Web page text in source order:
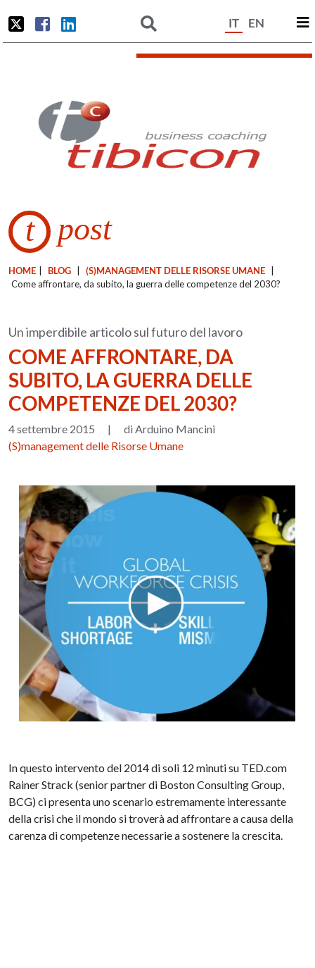
IT EN
t post
HOME BLOG (S)MANAGEMENT DELLE RISORSE UMANE
Come affrontare, da subito, la guerra delle competenze del 2030?
Un imperdibile articolo sul futuro del lavoro
COME AFFRONTARE, DA
SUBITO, LA GUERRA DELLE
COMPETENZE DEL 2030?
4 settembre 2015 |
di Arduino Mancini
(S)management delle Risorse Umane
In questo intervento del 2014 di soli 12 minuti su TED.com
Rainer Strack (senior partner di Boston Consulting Group,
BCG) ci presenta uno scenario estremamente interessante
della crisi che il mondo si troverà ad affrontare a causa della
carenza di competenze necessarie a sostenere la crescita.